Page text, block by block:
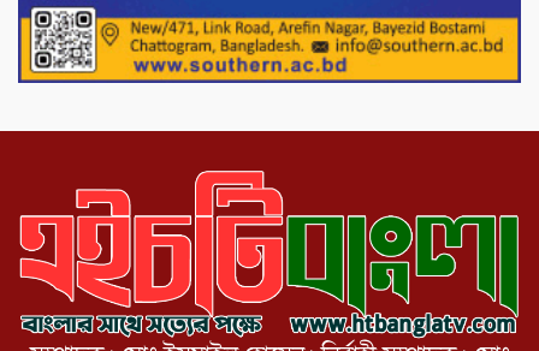
১১ দলীয় ঐক্য পোরশা উপজেলা শাখার